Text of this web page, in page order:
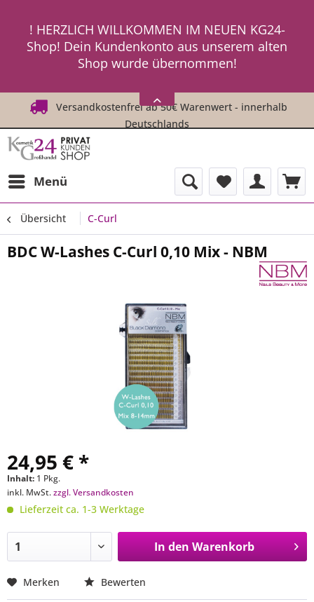
! HERZLICH WILLKOMMEN IM NEUEN KG24-
Shop! Dein Kundenkonto aus unserem alten
Shop wurde übernommen!
ein neues Passwort an ! ! !
Versandkostenfrei ab 50€ Warenwert - innerhalb
Deutschlands
Menü
Übersicht C-Curl
BDC W-Lashes C-Curl 0,10 Mix - NBM
24,95 € *
Inhalt: 1 Pkg.
inkl. MwSt.zzgl. Versandkosten
Lieferzeit ca. 1-3 Werktage
In den Warenkorb
Merken Bewerten